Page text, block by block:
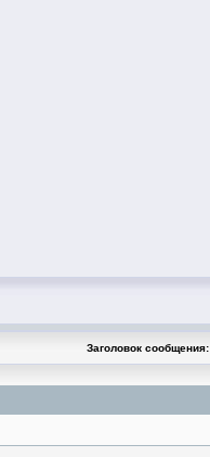
Заголовок сообщения: